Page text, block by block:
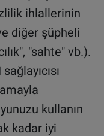
ihlallerinin
diğer şüpheli
"sahte" vb.).
kullanın
kadar iyi